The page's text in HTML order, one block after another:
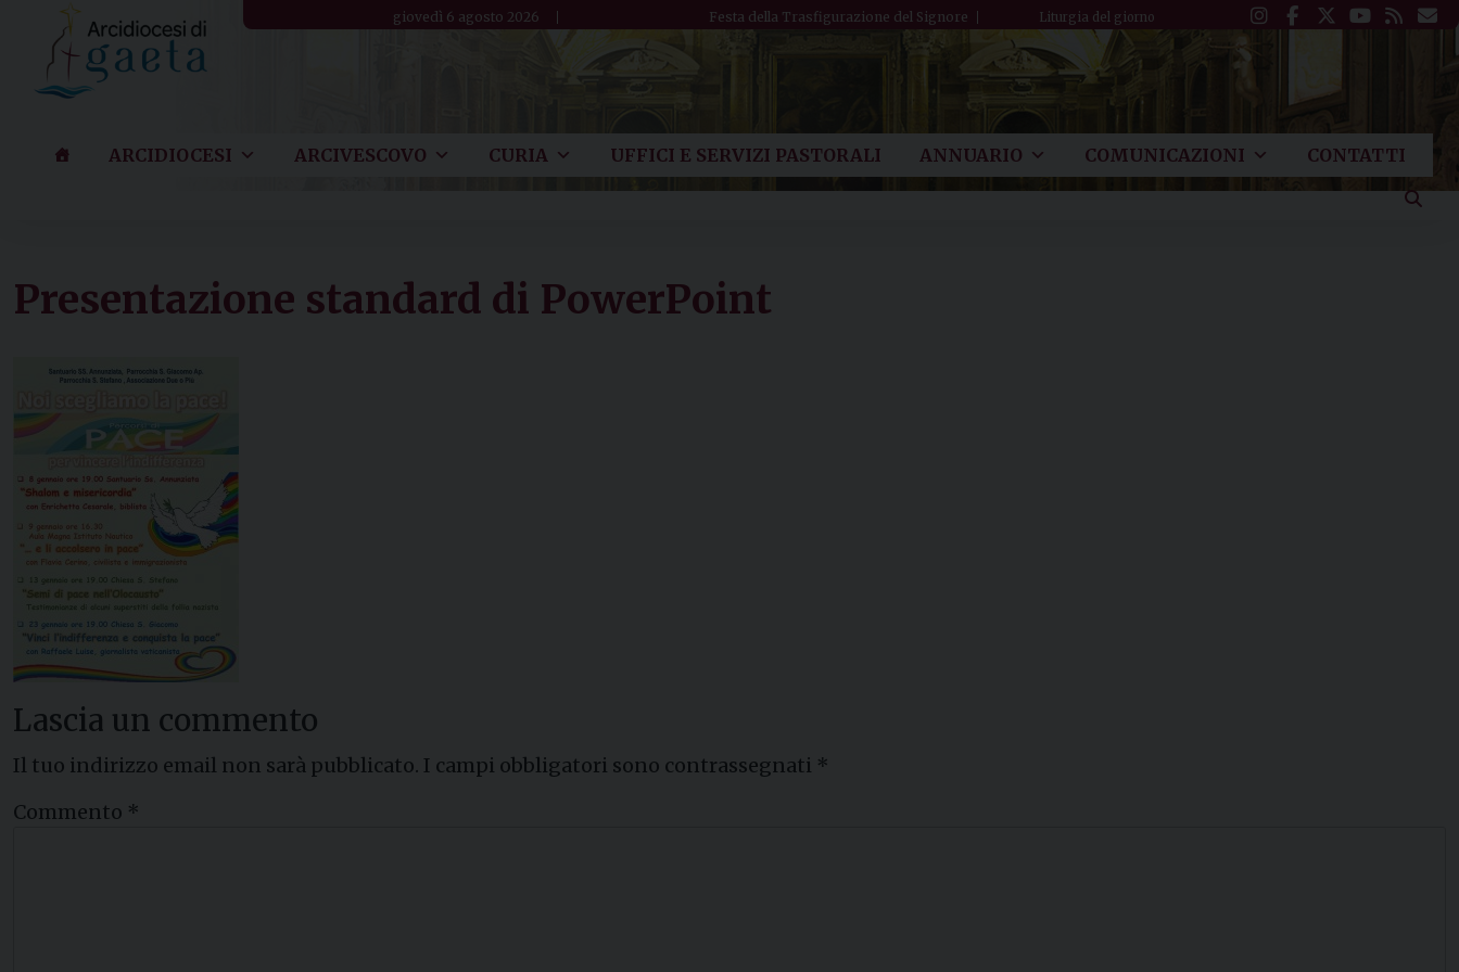
content
giovedì 6 agosto 2026 Festa della Trasfigurazione del Signore Liturgia del giorno
ARCIDIOCESI ARCIVESCOVO CURIA UFFICI E SERVIZI PASTORALI ANNUARIO COMUNICAZIONI CONTATTI
Presentazione standard di PowerPoint
Lascia un commento
Il tuo indirizzo email non sarà pubblicato. I campi obbligatori sono contrassegnati *
Commento *